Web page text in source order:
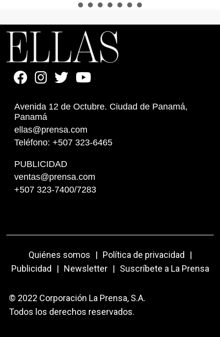
Avenida 12 de Octubre. Ciudad de Panamá,
Panamá
ellas@prensa.com
Teléfono: +507 323-6465
PUBLICIDAD
ventas@prensa.com
+507 323-7400/7283
Quiénes somos | Política de privacidad
|
Publicidad
| Newsletter | Suscríbete a La Prensa
© 2022 Corporación La Prensa, S.A.
Todos los derechos reservados.